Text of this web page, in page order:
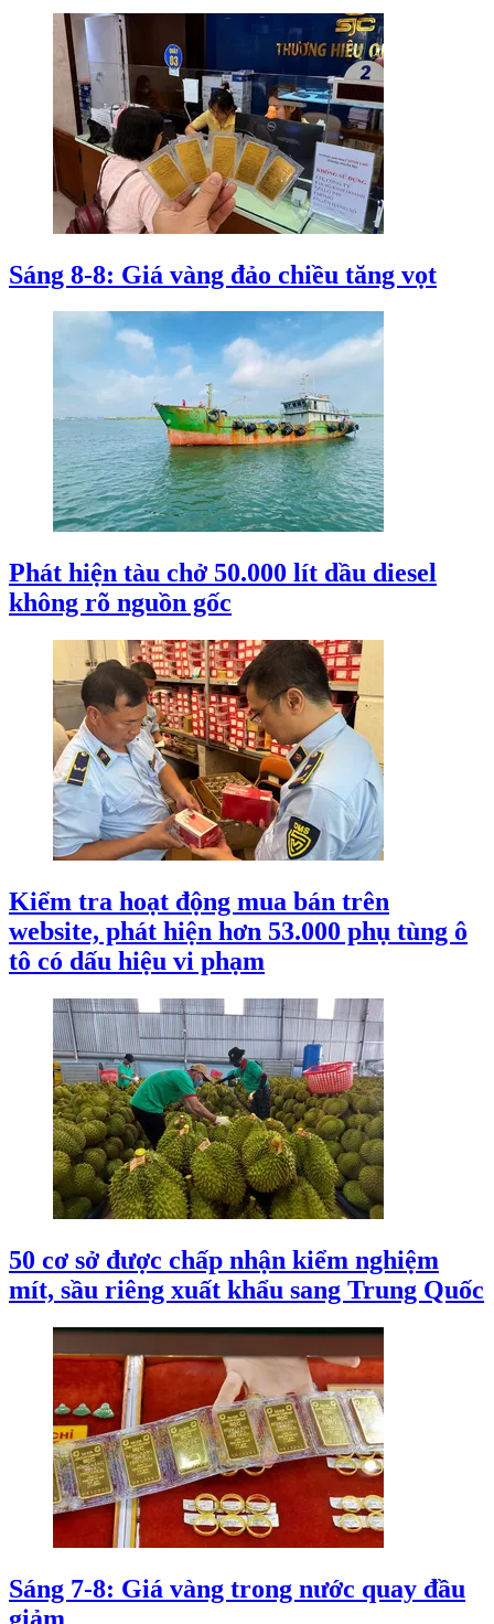
Sáng 8-8: Giá vàng đảo chiều tăng vọt
Phát hiện tàu chở 50.000 lít dầu diesel
không rõ nguồn gốc
Kiểm tra hoạt động mua bán trên
website, phát hiện hơn 53.000 phụ tùng ô
tô có dấu hiệu vi phạm
50 cơ sở được chấp nhận kiểm nghiệm
mít, sầu riêng xuất khẩu sang Trung Quốc
Sáng 7-8: Giá vàng trong nước quay đầu
giảm